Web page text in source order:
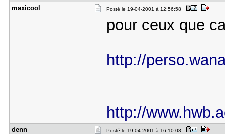
maxicool Posté le 19-04-2001 à 12:56:58
pour ceux que
http://
http://
denn Posté le 19-04-2001 à 16:10:08